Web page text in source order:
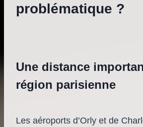
problématique ?
Une distance
région parisienne
Les aéroports d’Orly et de